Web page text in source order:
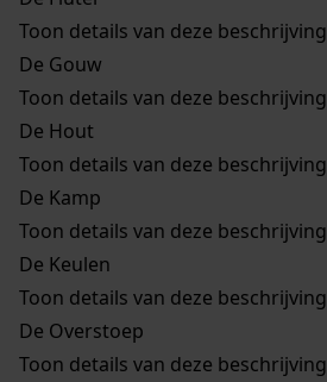
Toon details van deze beschrijving
De Gouw
Toon details van deze beschrijving
De Hout
Toon details van deze beschrijving
De Kamp
Toon details van deze beschrijving
De Keulen
Toon details van deze beschrijving
De Overstoep
Toon details van deze beschrijving